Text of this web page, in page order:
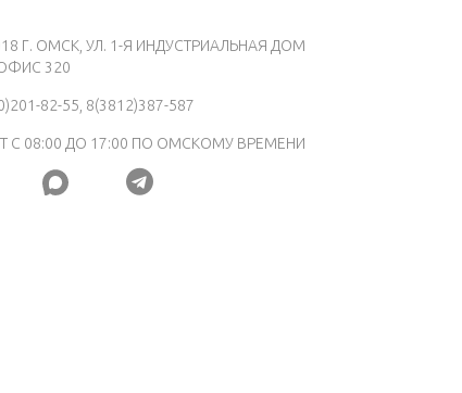
Г. ОМСК, УЛ. 1-Я ИНДУСТРИАЛЬНАЯ ДОМ
320
82-55, 8(3812)387-587
С 08:00 ДО 17:00 ПО ОМСКОМУ ВРЕМЕНИ